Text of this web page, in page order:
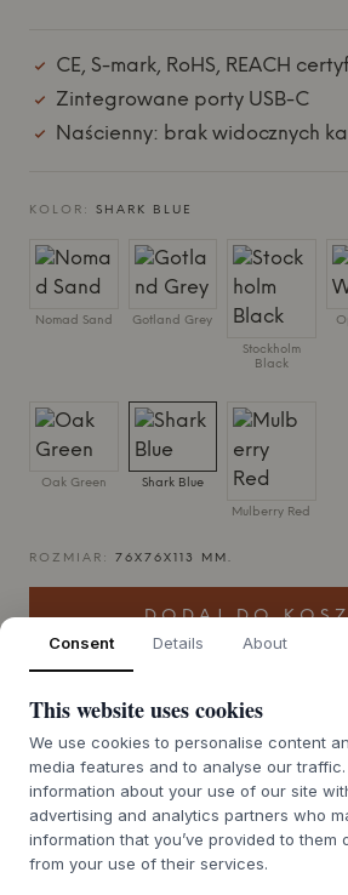
CE, S-mark, RoHS, REACH
Zintegrowane porty USB-C
Naścienny: brak widocznych
KOLOR: SHARK BLUE
Nomad Sand Gotland Grey
Stockholm
Black
Oak Green Shark Blue
Mulberry Red
ROZMIAR: 76X76X113 MM.
DODAJ DO
O TYM PRODUKCIE
AVOLT Square 2 – USB-C to stylowa i
Consent Details About
This website uses cookies
We use cookies to personalise content
media features and to analyse our
information about your use of our site
advertising and analytics partners who
information that you’ve provided to them
from your use of their services.